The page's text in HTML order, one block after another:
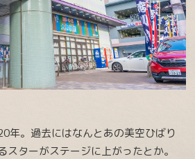
年。過去にはなんとあの美空ひばり
スターがステージに上がったとか。